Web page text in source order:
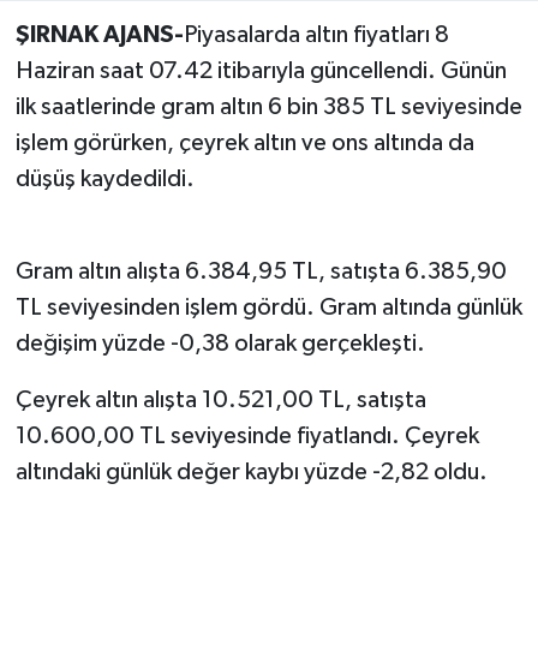
ŞIRNAK AJANS- Piyasalarda altın fiyatları 8
Haziran saat 07.42 itibarıyla güncellendi. Günün
ilk saatlerinde gram altın 6 bin 385 TL seviyesinde
işlem görürken, çeyrek altın ve ons altında da
düşüş kaydedildi.
Gram altın alışta 6.384,95 TL, satışta 6.385,90
TL seviyesinden işlem gördü. Gram altında günlük
değişim yüzde -0,38 olarak gerçekleşti.
Çeyrek altın alışta 10.521,00 TL, satışta
10.600,00 TL seviyesinde fiyatlandı. Çeyrek
altındaki günlük değer kaybı yüzde -2,82 oldu.